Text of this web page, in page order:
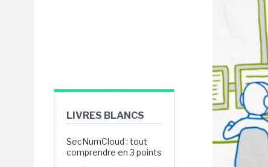
LIVRES BLANCS
SecNumCloud : tout
comprendre en 3 points